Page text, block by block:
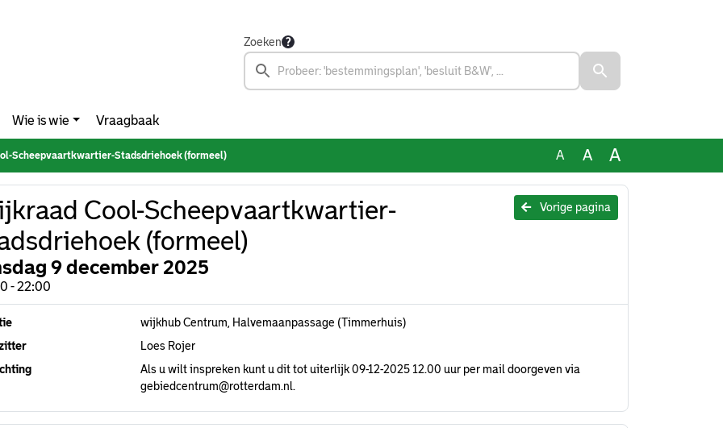
Zoeken
Wie is wie Vraagbaak
Scheepvaartkwartier-Stadsdriehoek (formeel) A A A
Vorige pagina
Cool-Scheepvaartkwartier-
(formeel)
9 december 2025
- 22:00
wijkhub Centrum, Halvemaanpassage (Timmerhuis)
Loes Rojer
Als u wilt inspreken kunt u dit tot uiterlijk 09-12-2025 12.00 uur per mail doorgeven via
gebiedcentrum@rotterdam.nl.